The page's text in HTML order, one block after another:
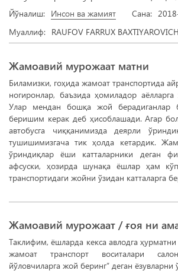
Йўналиш: Инсон ва жамият Сана:
Муаллиф: RAUFOV FARRUX BAXTIYAROVICH
Жамоавий мурожаат матни
Биламизки, гоҳида жамоат транспортида
ногиронлар, баъзида ҳомиладор
Улар мендан бошқа жой
беришим керак деб ҳисоблашади. Агар
автобусга чиққанимизда деярли
тушишимизгача тик ҳолда кетардик.
ўриндиқлар ёши катталарники деган
афсуски, ҳозирда шунақа ёшлар ҳам
транспортидаги жойни ўзидан катталарга
Жамоавий мурожаат / ғоя ни
Таклифим, ёшларда кекса авлодга
жамоат транспорт воситалари
йўловчиларга жой беринг” деган ёзувларни